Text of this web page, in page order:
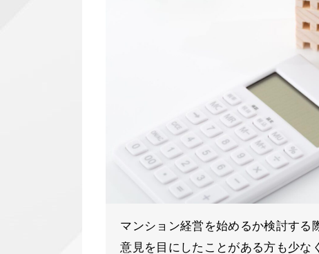
マンション経営を始めるか検討する
意見を目にしたことがある方も少な